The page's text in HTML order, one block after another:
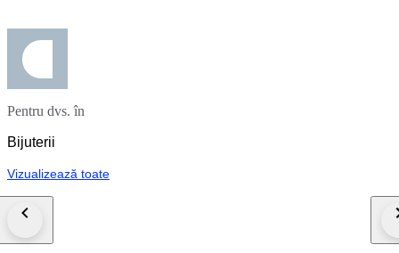
Pentru dvs. în
Bijuterii
Vizualizează toate